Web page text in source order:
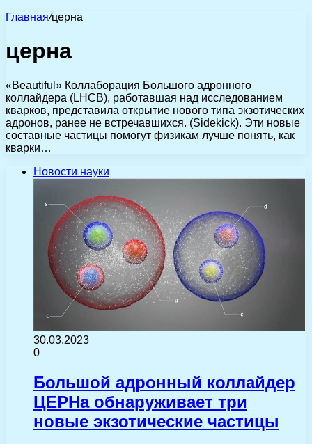
Главная/церна
церна
«Beautiful» Коллаборация Большого адронного
коллайдера (LHCB), работавшая над исследованием
кварков, представила открытие нового типа экзотических
адронов, ранее не встречавшихся. (Sidekick). Эти новые
составные частицы помогут физикам лучше понять, как
кварки…
Новости науки
30.03.2023
0
Большой адронный коллайдер
ЦЕРНа обнаруживает три
новые экзотические частицы